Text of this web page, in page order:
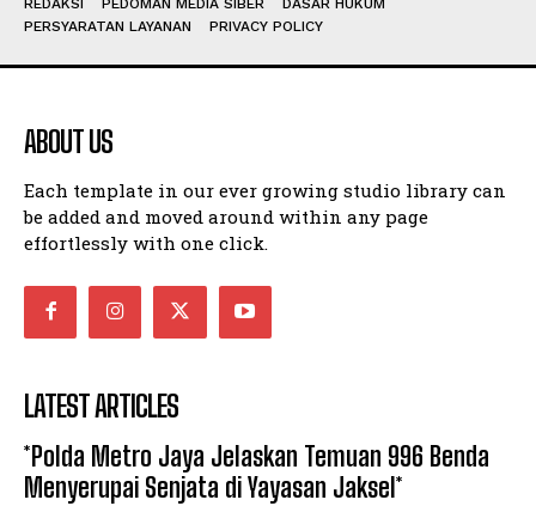
REDAKSI PEDOMAN MEDIA SIBER
DASAR HUKUM
PERSYARATAN LAYANAN
PRIVACY POLICY
ABOUT US
Each template in our ever growing studio library can
be added and moved around within any page
effortlessly with one click.
LATEST ARTICLES
*Polda Metro Jaya Jelaskan Temuan 996 Benda
Menyerupai Senjata di Yayasan Jaksel*